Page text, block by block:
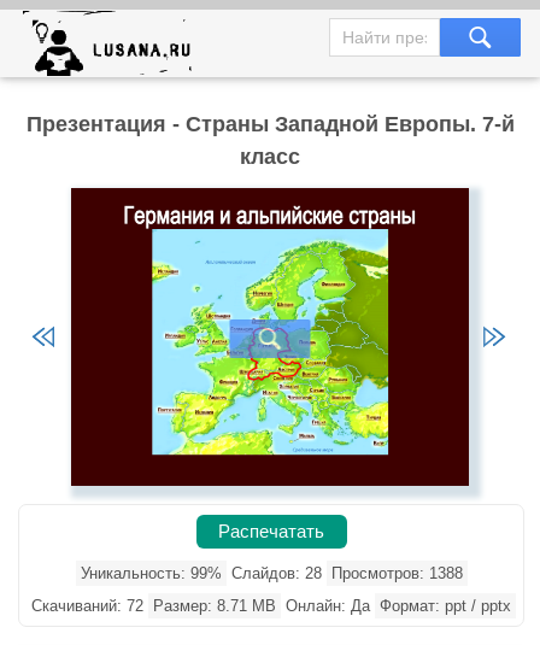
Презентация - Страны Западной Европы. 7-й
класс
Распечатать
Уникальность: 99% Слайдов: 28
Просмотров: 1388
Скачиваний: 72
Размер: 8.71 MB Онлайн: Да Формат: ppt / pptx